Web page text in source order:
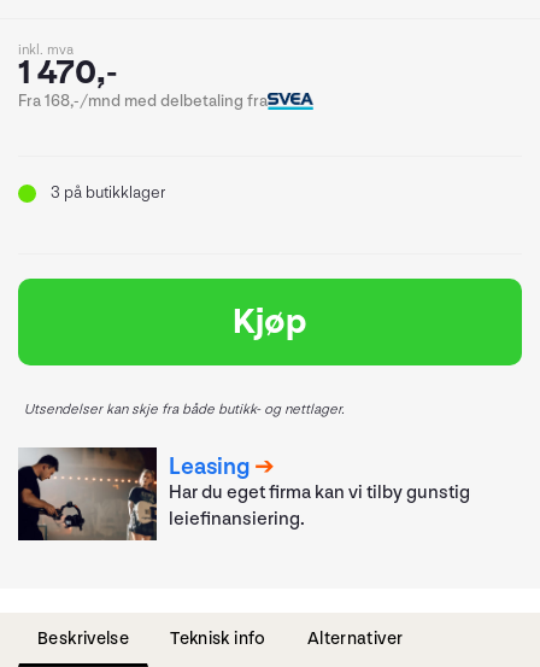
inkl. mva
1 470,-
Fra 168,-/mnd med delbetaling fra
3 på butikklager
Kjøp
Utsendelser kan skje fra både butikk- og nettlager.
Leasing
Har du eget firma kan vi tilby gunstig
leiefinansiering.
Beskrivelse Teknisk info Alternativer